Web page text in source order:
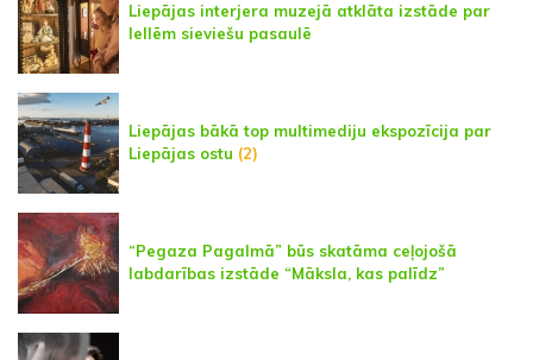
Liepājas interjera muzejā atklāta izstāde par
lellēm sieviešu pasaulē
Liepājas bākā top multimediju ekspozīcija par
Liepājas ostu (2)
“Pegaza Pagalmā” būs skatāma ceļojošā
labdarības izstāde “Māksla, kas palīdz”